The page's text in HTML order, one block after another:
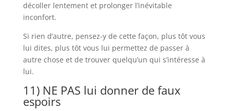
décoller lentement et prolonger l’inévitable
inconfort.
Si rien d’autre, pensez-y de cette façon, plus tôt vous
lui dites, plus tôt vous lui permettez de passer à
autre chose et de trouver quelqu’un qui s’intéresse à
lui.
11) NE PAS lui donner de faux
espoirs